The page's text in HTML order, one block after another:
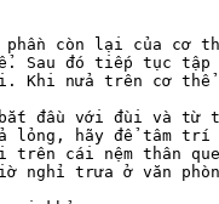
còn lại của cơ
Sau đó tiếp tục
nửa trên cơ thể
đầu với đùi và từ
lỏng, hãy để tâm
trên cái nệm thân
nghỉ trưa ở văn